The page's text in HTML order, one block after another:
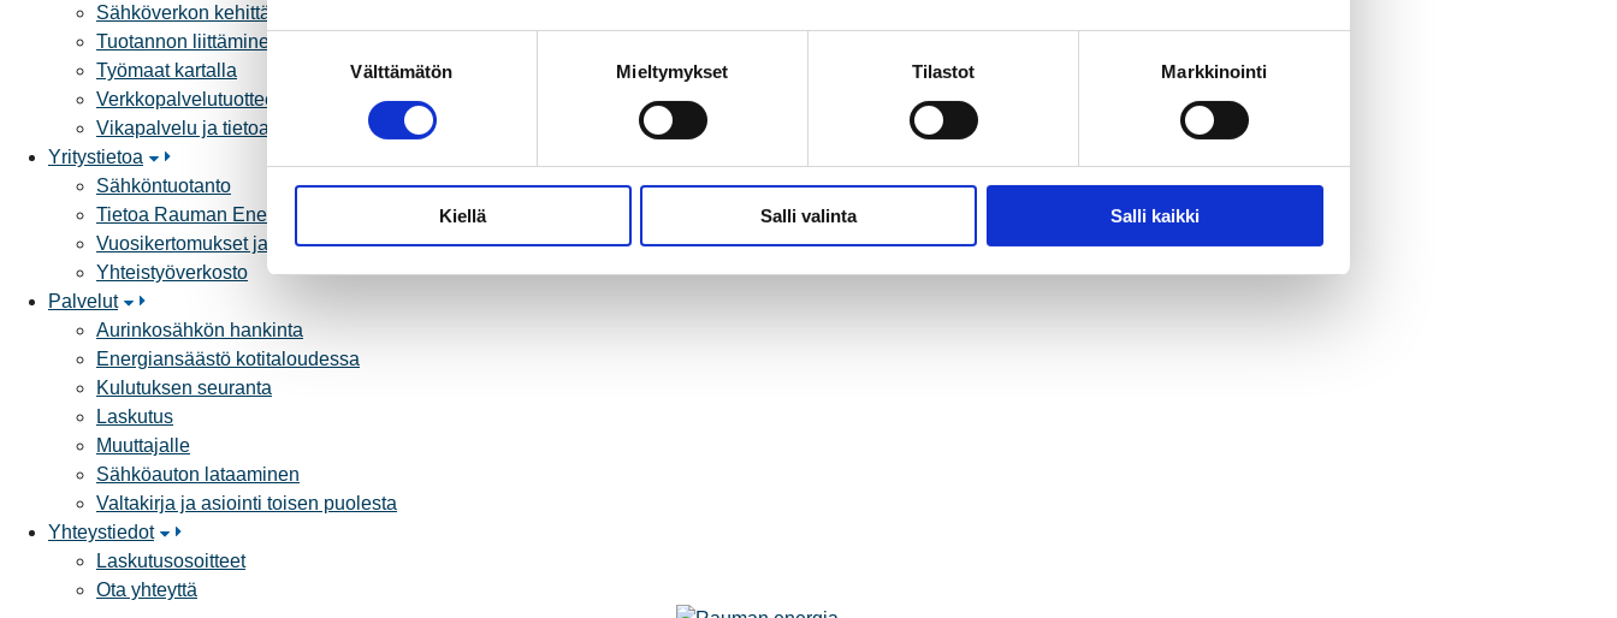
S
o
s
m
u
k
e
n
v
i
n
Välttämätön Mieltymykset Tilastot Markkinointi
Kiellä Salli valinta Salli kaikki
Sähköverkon kehittämissuunnitelma
Tuotannon liittäminen verkkoon
Työmaat kartalla
Verkkopalvelutuotteet ja hinnastot
Vikapalvelu ja tietoa jakeluhäiriöistä
Yritystietoa
Sähköntuotanto
Tietoa Rauman Energiasta
Vuosikertomukset ja asiakaslehti
Yhteistyöverkosto
Palvelut
Aurinkosähkön hankinta
Energiansäästö kotitaloudessa
Kulutuksen seuranta
Laskutus
Muuttajalle
Sähköauton lataaminen
Valtakirja ja asiointi toisen puolesta
Yhteystiedot
Laskutusosoitteet
Ota yhteyttä